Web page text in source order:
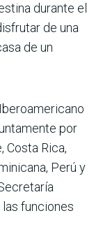
durante el
de una
de un
por
Costa Rica,
Perú y
las funciones